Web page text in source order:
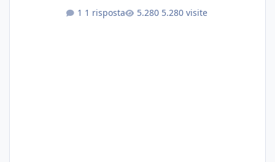
sostanza
1 risposta 5.280 visite